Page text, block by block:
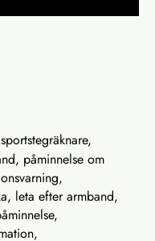
påminnelse om
leta efter armband,